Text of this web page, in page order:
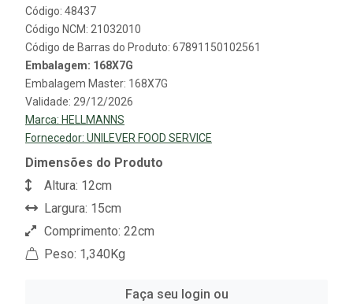
Código: 48437
Código NCM: 21032010
Código de Barras do Produto: 67891150102561
Embalagem: 168X7G
Embalagem Master: 168X7G
Validade: 29/12/2026
Marca: HELLMANNS
Fornecedor: UNILEVER FOOD SERVICE
Dimensões do Produto
Altura: 12cm
Largura: 15cm
Comprimento: 22cm
Peso: 1,340Kg
Faça seu login ou